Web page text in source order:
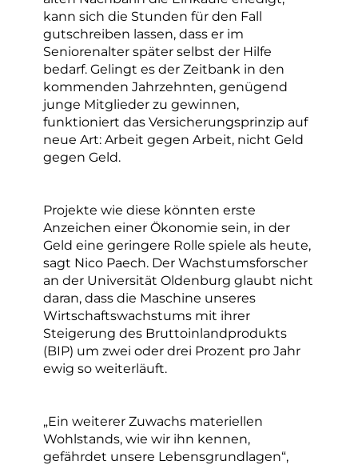
kann sich die Stunden für den Fall
gutschreiben lassen, dass er im
Seniorenalter später selbst der Hilfe
bedarf. Gelingt es der Zeitbank in den
kommenden Jahrzehnten, genügend
junge Mitglieder zu gewinnen,
funktioniert das Versicherungsprinzip auf
neue Art: Arbeit gegen Arbeit, nicht Geld
gegen Geld.
Projekte wie diese könnten erste
Anzeichen einer Ökonomie sein, in der
Geld eine geringere Rolle spiele als heute,
sagt Nico Paech. Der Wachstumsforscher
an der Universität Oldenburg glaubt nicht
daran, dass die Maschine unseres
Wirtschaftswachstums mit ihrer
Steigerung des Bruttoinlandprodukts
(BIP) um zwei oder drei Prozent pro Jahr
ewig so weiterläuft.
„Ein weiterer Zuwachs materiellen
Wohlstands, wie wir ihn kennen,
gefährdet unsere Lebensgrundlagen“,